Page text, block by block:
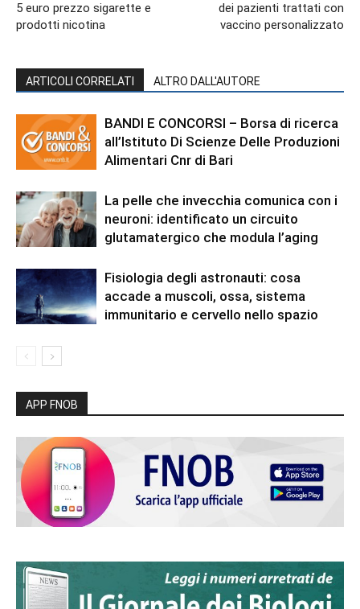
5 euro prezzo sigarette e
prodotti nicotina
dei pazienti trattati con
vaccino personalizzato
ARTICOLI CORRELATI ALTRO DALL'AUTORE
BANDI E CONCORSI – Borsa di ricerca
all’Istituto Di Scienze Delle Produzioni
Alimentari Cnr di Bari
La pelle che invecchia comunica con i
neuroni: identificato un circuito
glutamatergico che modula l’aging
Fisiologia degli astronauti: cosa
accade a muscoli, ossa, sistema
immunitario e cervello nello spazio
APP FNOB